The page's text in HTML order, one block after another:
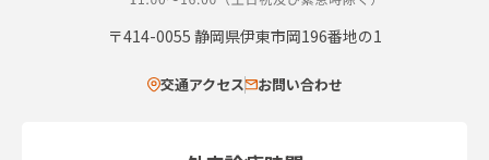
〒414-0055 静岡県伊東市岡196番地の1
交通アクセス お問い合わせ